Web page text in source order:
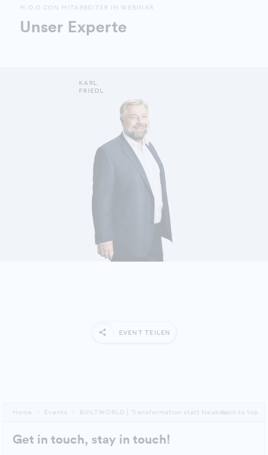
M.O.O.CON MITARBEITER IM WEBINAR
Unser Experte
MEHR ERFAHREN
KARL
FRIEDL
EVENT TEILEN
Home Events BUILTWORLD | Transformation statt NeubauBack to top
Get in touch, stay in touch!